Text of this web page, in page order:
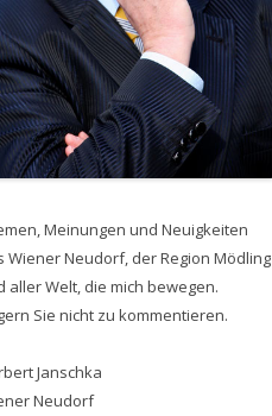
Meinungen und Neuigkeiten
Wiener Neudorf, der Region Mödling
aller Welt, die mich bewegen.
Sie nicht zu kommentieren.
Janschka
Neudorf